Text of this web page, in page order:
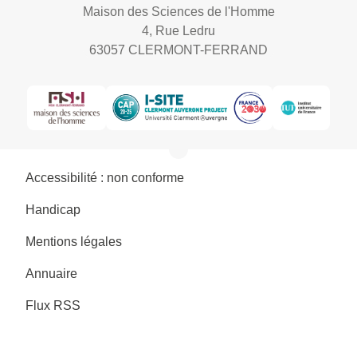
Maison des Sciences de l'Homme
4, Rue Ledru
63057 CLERMONT-FERRAND
Accessibilité : non conforme
Handicap
Mentions légales
Annuaire
Flux RSS